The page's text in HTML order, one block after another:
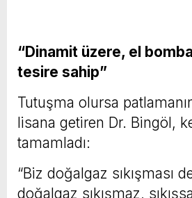
“Dinamit üzere, el
tesire sahip”
Tutuşma olursa
lisana getiren Dr. Bingöl,
tamamladı:
“Biz doğalgaz sıkışması
doğalgaz sıkışmaz,